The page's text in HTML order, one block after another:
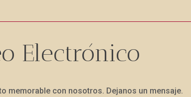
Electrónico
memorable con nosotros. Dejanos un mensaje.